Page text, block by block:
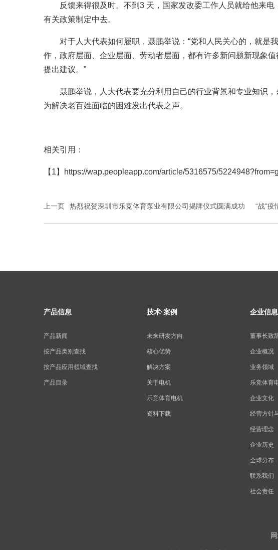
反馈来得很及时。不到3 天，国家发改委工作人员就给他来电
有关政策制定中去。
对于人大代表如何履职，聂鹏举说：“党和人民关心的，就是
作，政府层面、企业层面、劳动者层面，都有许多新问题新现象
提出建议。”
聂鹏举说，人大代表要充分利用自己的行业背景和专业知识，
为解决老百姓面临的困难发出代表之声。
相关引用：
【1】https://wap.peopleapp.com/article/5316575/
上一页 热烈祝贺深圳市乐竞体育泵业有限公司揭牌仪式圆满成功
“战”
产品信息
产品新闻
按产品类别查找
按产品应用领域查找
产品目录
技术·案例
未来研发方向
核心优势
解决方案
关于电机
乐竞体育电机
资料下载
企业信息
董事长致
企业概况
业务领域
乐竞体育
企业文化
经营方针
经营理念
企业历史
全球分布
联系我们
社会责任